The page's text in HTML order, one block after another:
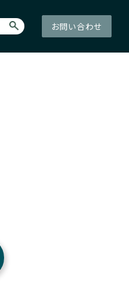
お問い合わせ